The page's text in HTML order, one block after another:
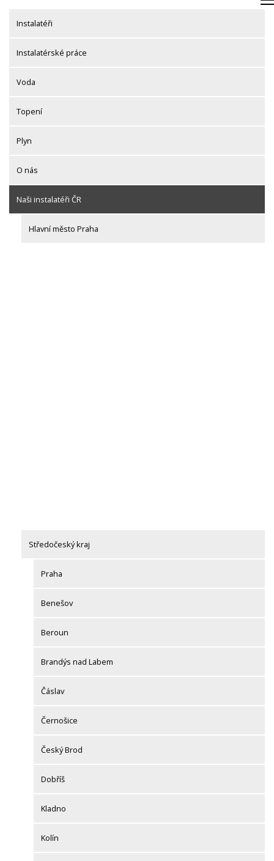
contentInstalatéři
Instalatérské práce
Voda
Topení
Plyn
O nás
Naši instalatéři ČR
Hlavní město Praha
Středočeský kraj
Praha
Benešov
Beroun
Brandýs nad Labem
Čáslav
Černošice
Český Brod
Dobříš
Kladno
Kolín